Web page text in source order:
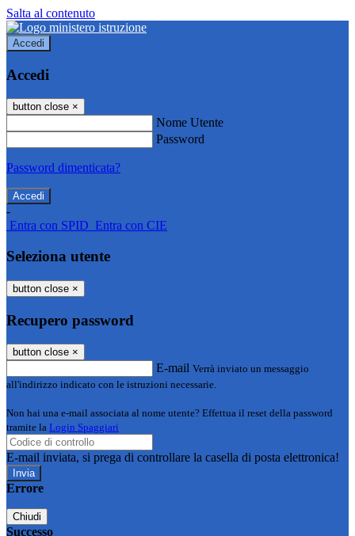
Salta al contenuto
Accedi
Accedi
button close ×
Nome Utente
Password
Password dimenticata?
-
Entra con SPID Entra con CIE
Seleziona utente
button close ×
Recupero password
button close ×
E-mail Verrà inviato un messaggio
all'indirizzo indicato con le istruzioni necessarie.
Non hai una e-mail associata al nome utente? Effettua il reset della password
tramite la Login Spaggiari
E-mail inviata, si prega di controllare la casella di posta elettronica!
Errore
Chiudi
Successo